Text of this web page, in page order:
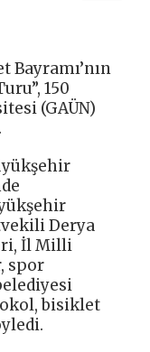
150
(GAÜN)
Derya
İl Milli
spor
bisiklet